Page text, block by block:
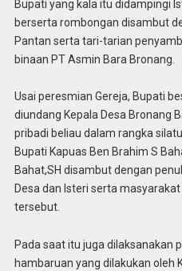
Bupati yang kala itu didampingi
berserta rombongan disambut
Pantan serta tari-tarian
binaan PT Asmin Bara Bronang.
Usai peresmian Gereja, Bupati
diundang Kepala Desa Bronang
pribadi beliau dalam rangka
Bupati Kapuas Ben Brahim S
Bahat,SH disambut dengan
Desa dan Isteri serta
tersebut.
Pada saat itu juga dilaksanakan
hambaruan yang dilakukan oleh